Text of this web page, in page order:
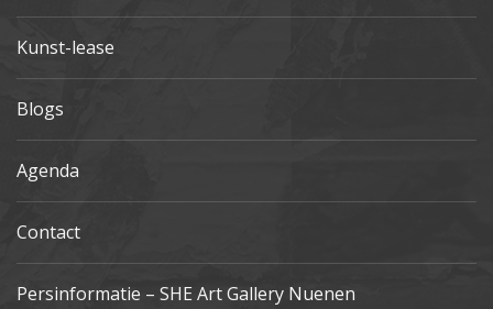
Kunst-lease
Blogs
Agenda
Contact
Persinformatie – SHE Art Gallery Nuenen